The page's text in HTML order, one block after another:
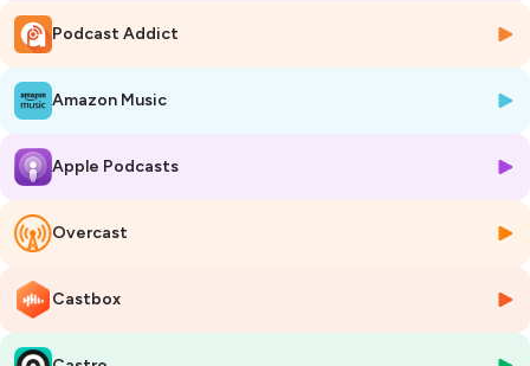
Podcast Addict
Amazon Music
Apple Podcasts
Overcast
Castbox